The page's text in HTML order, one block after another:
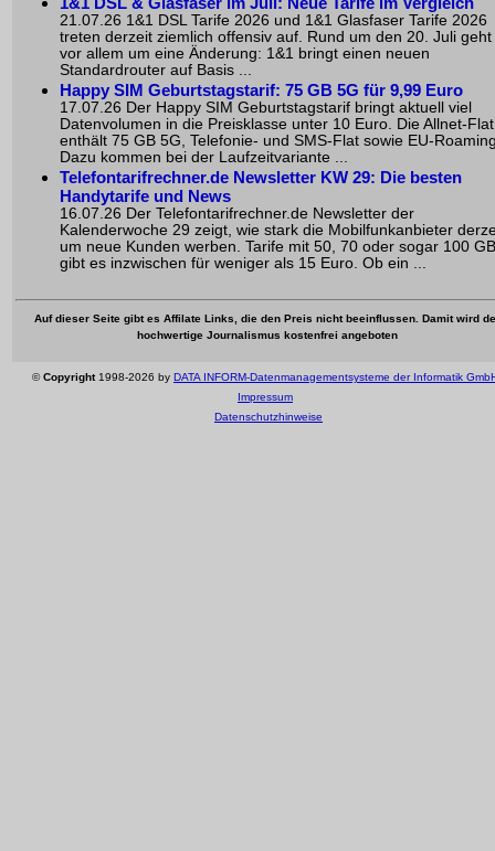
21.07.26 1&1 DSL Tarife 2026 und 1&1 Glasfaser Tarife 2026
treten derzeit ziemlich offensiv auf. Rund um den 20. Juli geht
vor allem um eine Änderung: 1&1 bringt einen neuen
Standardrouter auf Basis ...
Happy SIM Geburtstagstarif: 75 GB 5G für 9,99 Euro
17.07.26 Der Happy SIM Geburtstagstarif bringt aktuell viel
Datenvolumen in die Preisklasse unter 10 Euro. Die Allnet-Flat
enthält 75 GB 5G, Telefonie- und SMS-Flat sowie EU-
Dazu kommen bei der Laufzeitvariante ...
Telefontarifrechner.de Newsletter KW 29: Die besten
Handytarife und News
16.07.26 Der Telefontarifrechner.de Newsletter der
Kalenderwoche 29 zeigt, wie stark die Mobilfunkanbieter
um neue Kunden werben. Tarife mit 50, 70 oder sogar 100 GB
gibt es inzwischen für weniger als 15 Euro. Ob ein ...
Auf dieser Seite gibt es Affilate Links, die den Preis nicht beeinflussen. Damit wird
hochwertige Journalismus kostenfrei angeboten
©Copyright1998-2026 by DATA INFORM-Datenmanagementsysteme der Informatik
Impressum
Datenschutzhinweise